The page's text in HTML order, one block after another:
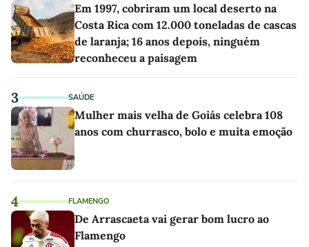
Em 1997, cobriram um local deserto na
Costa Rica com 12.000 toneladas de cascas
de laranja; 16 anos depois, ninguém
reconheceu a paisagem
3 SAÚDE
Mulher mais velha de Goiás celebra 108
anos com churrasco, bolo e muita emoção
4 FLAMENGO
De Arrascaeta vai gerar bom lucro ao
Flamengo